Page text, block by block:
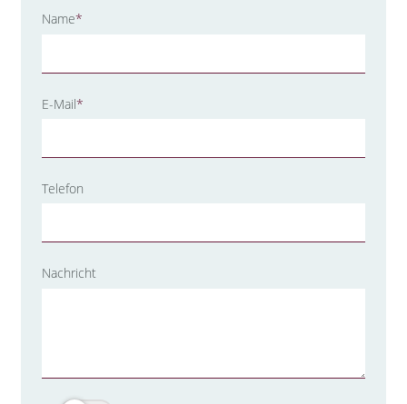
Pflichtfeld
Name*
Pflichtfeld
E-Mail*
Telefon
Nachricht